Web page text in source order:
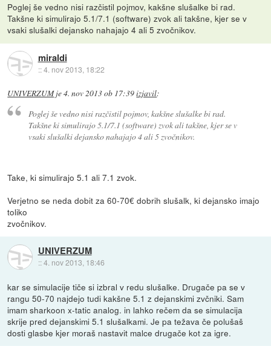
Poglej še vedno nisi razčistil pojmov, kakšne slušalke bi rad.
Takšne ki simulirajo 5.1/7.1 (software) zvok ali takšne, kjer se v
vsaki slušalki dejansko nahajajo 4 ali 5 zvočnikov.
miraldi
::4. nov 2013, 18:22
UNIVERZUMje4. nov 2013 ob 17:39izjavil:
Poglej še vedno nisi razčistil pojmov, kakšne slušalke bi rad.
Takšne ki simulirajo 5.1/7.1 (software) zvok ali takšne, kjer se v
vsaki slušalki dejansko nahajajo 4 ali 5 zvočnikov.
Take, ki simulirajo 5.1 ali 7.1 zvok.
Verjetno se neda dobit za 60-70€ dobrih slušalk, ki dejansko imajo
toliko
zvočnikov.
UNIVERZUM
::4. nov 2013, 18:46
kar se simulacije tiče si izbral v redu slušalke. Drugače pa se v
rangu 50-70 najdejo tudi kakšne 5.1 z dejanskimi zvčniki. Sam
imam sharkoon x-tatic analog. in lahko rečem da se simulacija
skrije pred dejanskimi 5.1 slušalkami. Je pa težava če polušaš
dosti glasbe kjer moraš nastavit malce drugače kot za igre.